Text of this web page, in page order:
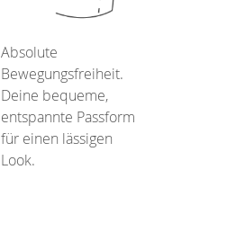
Absolute
Bewegungsfreiheit.
Deine bequeme,
entspannte Passform
für einen lässigen
Look.